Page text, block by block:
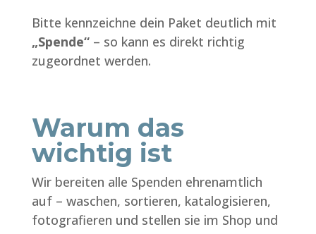
Bitte kennzeichne dein Paket deutlich mit
„Spende“– so kann es direkt richtig
zugeordnet werden.
Warum das
wichtig ist
Wir bereiten alle Spenden ehrenamtlich
auf – waschen, sortieren, katalogisieren,
fotografieren und stellen sie im Shop und